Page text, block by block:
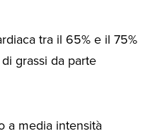
tra il 65% e il 75%
grassi da parte
a media intensità